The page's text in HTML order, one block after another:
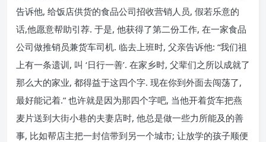
告诉他, 给饭店供货的食品公司招收营销人员, 假若乐意的
话,他愿意帮助引荐. 于是, 他获得了第二份工作, 在一家食品
公司做推销员兼货车司机. 临去上班时, 父亲告诉他: “我们祖
上有一条遗训, 叫 ‘日行一善’. 在家乡时, 父辈们之所以成就了
那么大的家业, 都得益于这四个字. 现在你到外面去闯荡了,
最好能记着.” 也许就是因为那四个字吧, 当他开着货车把燕
麦片送到大街小巷的夫妻店时, 他总是做一些力所能及的善
事, 比如帮店主把一封信带到另一个城市; 让放学的孩子顺便